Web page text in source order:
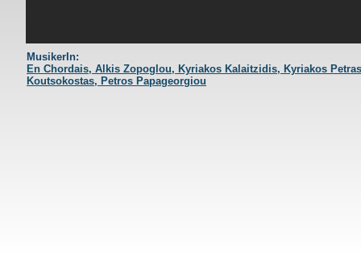
MusikerIn:
En Chordais Alkis Zopoglou Kyriakos Kalaitzidis
Kyriakos Petras
Koutsokostas
Petros Papageorgiou